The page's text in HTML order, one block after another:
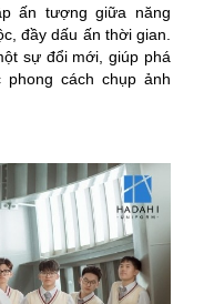
ấn tượng giữa năng
đầy dấu ấn thời gian.
sự đổi mới, giúp phá
phong cách chụp ảnh